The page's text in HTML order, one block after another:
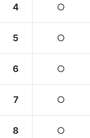
4 ○
5 ○
6 ○
7 ○
8 ○